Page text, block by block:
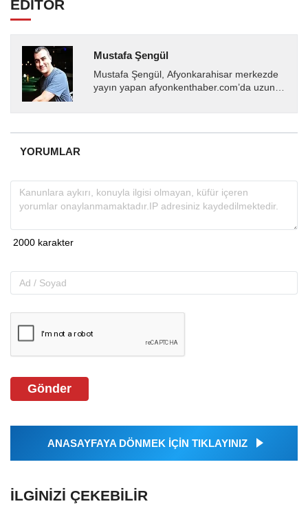
EDİTÖR
Mustafa Şengül
Mustafa Şengül, Afyonkarahisar merkezde
yayın yapan afyonkenthaber.com’da uzun
almakta, haber akışı...
YORUMLAR
Gönder
ANASAYFAYA DÖNMEK İÇİN TIKLAYINIZ
İLGINIZI ÇEKEBILIR